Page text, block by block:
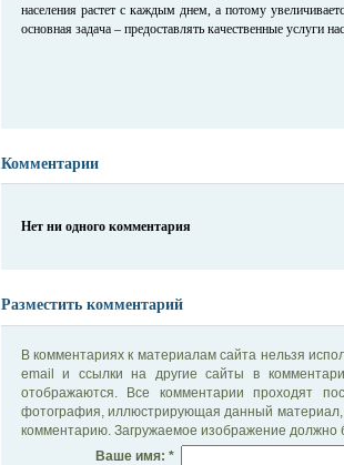
населения растет с каждым днем, а потому
основная задача – предоставлять качественные услуги
Комментарии
Нет ни одного комментария
Разместить комментарий
В комментариях к материалам сайта нельзя
email и ссылки на другие сайты в
отображаются. Все комментарии проходят
фотография, иллюстрирующая данный материал,
комментарию. Загружаемое изображение должно
Ваше имя: *